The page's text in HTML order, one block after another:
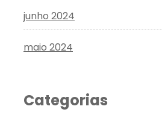
junho 2024
maio 2024
Categorias